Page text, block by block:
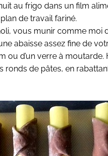
au frigo dans un film
de travail fariné.
vous munir comme moi
abaisse assez fine de
ou d’un verre à
de pâtes, en